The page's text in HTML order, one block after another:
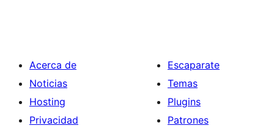
Acerca de
Noticias
Hosting
Privacidad
Escaparate
Temas
Plugins
Patrones